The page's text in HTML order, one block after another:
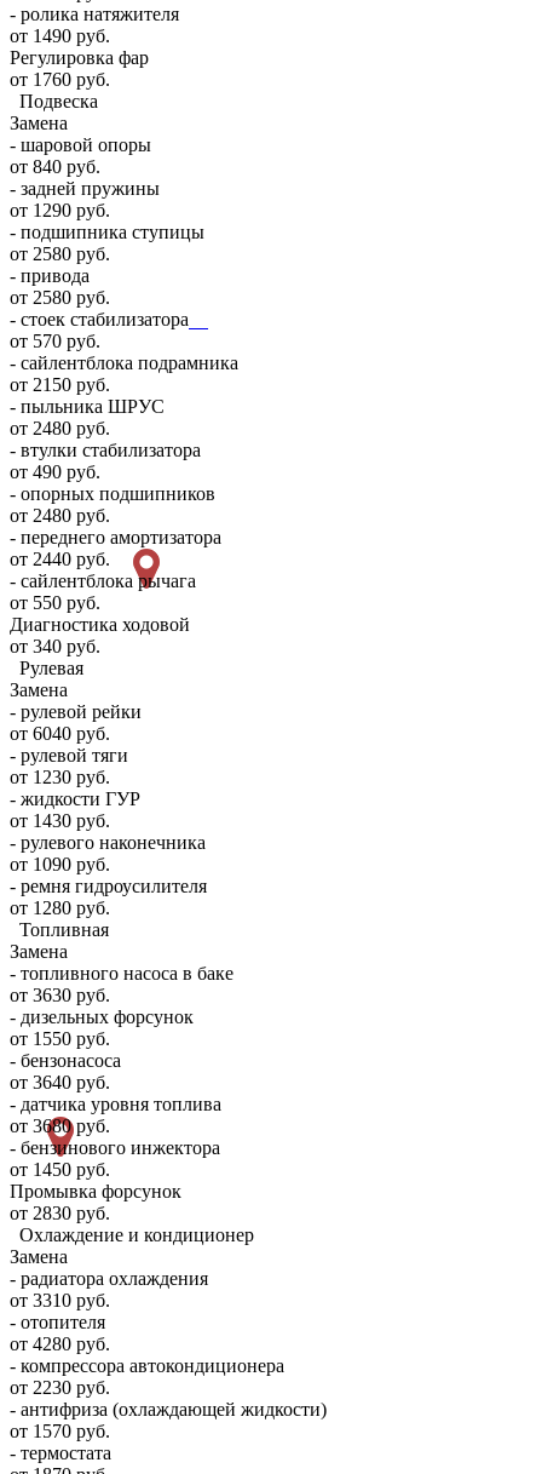
- ролика натяжителя
от 1490 руб.
Регулировка фар
от 1760 руб.
Подвеска
Замена
- шаровой опоры
от 840 руб.
- задней пружины
от 1290 руб.
- подшипника ступицы
от 2580 руб.
- привода
от 2580 руб.
- стоек стабилизатора
от 570 руб.
- сайлентблока подрамника
от 2150 руб.
- пыльника ШРУС
от 2480 руб.
- втулки стабилизатора
от 490 руб.
- опорных подшипников
от 2480 руб.
- переднего амортизатора
от 2440 руб.
- сайлентблока рычага
от 550 руб.
Диагностика ходовой
от 340 руб.
Рулевая
Замена
- рулевой рейки
от 6040 руб.
- рулевой тяги
от 1230 руб.
- жидкости ГУР
от 1430 руб.
- рулевого наконечника
от 1090 руб.
- ремня гидроусилителя
от 1280 руб.
Топливная
Замена
- топливного насоса в баке
от 3630 руб.
- дизельных форсунок
от 1550 руб.
- бензонасоса
от 3640 руб.
- датчика уровня топлива
от 3680 руб.
- бензинового инжектора
от 1450 руб.
Промывка форсунок
от 2830 руб.
Охлаждение и кондиционер
Замена
- радиатора охлаждения
от 3310 руб.
- отопителя
от 4280 руб.
- компрессора автокондиционера
от 2230 руб.
- антифриза (охлаждающей жидкости)
от 1570 руб.
- термостата